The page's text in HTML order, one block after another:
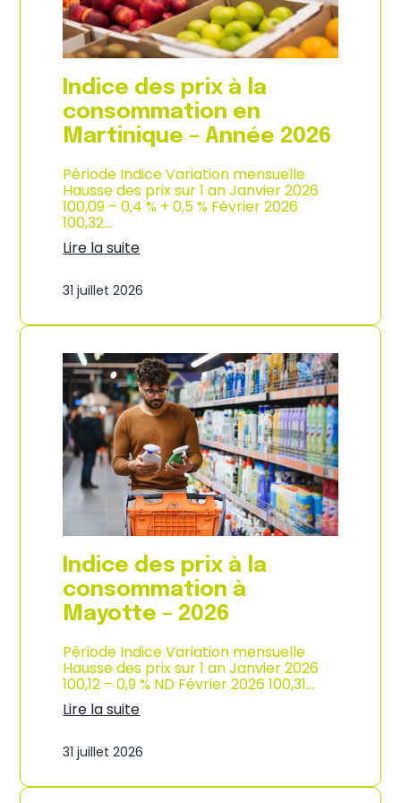
é
e
2
0
2
6
d
e
p
r
o
d
u
c
t
o
n
e
’
m
p
r
t
a
t
i
o
n
d
e
l
’
i
n
d
u
s
t
r
i
–
2
0
6
Indice des prix à la
consommation en
Martinique – Année 2026
Période Indice Variation mensuelle
Hausse des prix sur 1 an Janvier 2026
100,09 – 0,4 % + 0,5 % Février 2026
100,32…
Lire la suite
n
i
e
d
e
s
r
i
x
à
l
a
c
o
n
s
o
m
a
t
i
n
n
M
31 juillet 2026
Indice des prix à la
consommation à
Mayotte – 2026
Période Indice Variation mensuelle
Hausse des prix sur 1 an Janvier 2026
100,12 – 0,9 % ND Février 2026 100,31…
Lire la suite
n
i
31 juillet 2026